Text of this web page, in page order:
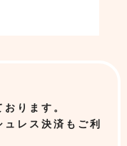
ります。
レス決済もご利